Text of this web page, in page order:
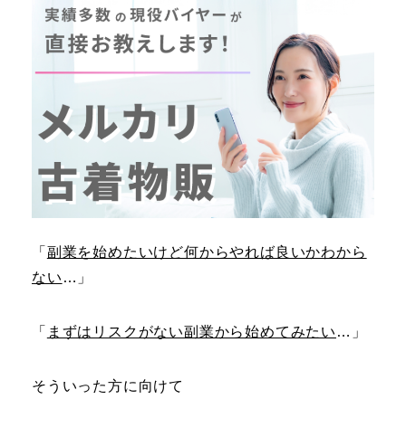
「 副業を始めたいけど何からやれば良いかわから
ない …」
「 まずはリスクがない副業から始めてみたい …」
そういった方に向けて